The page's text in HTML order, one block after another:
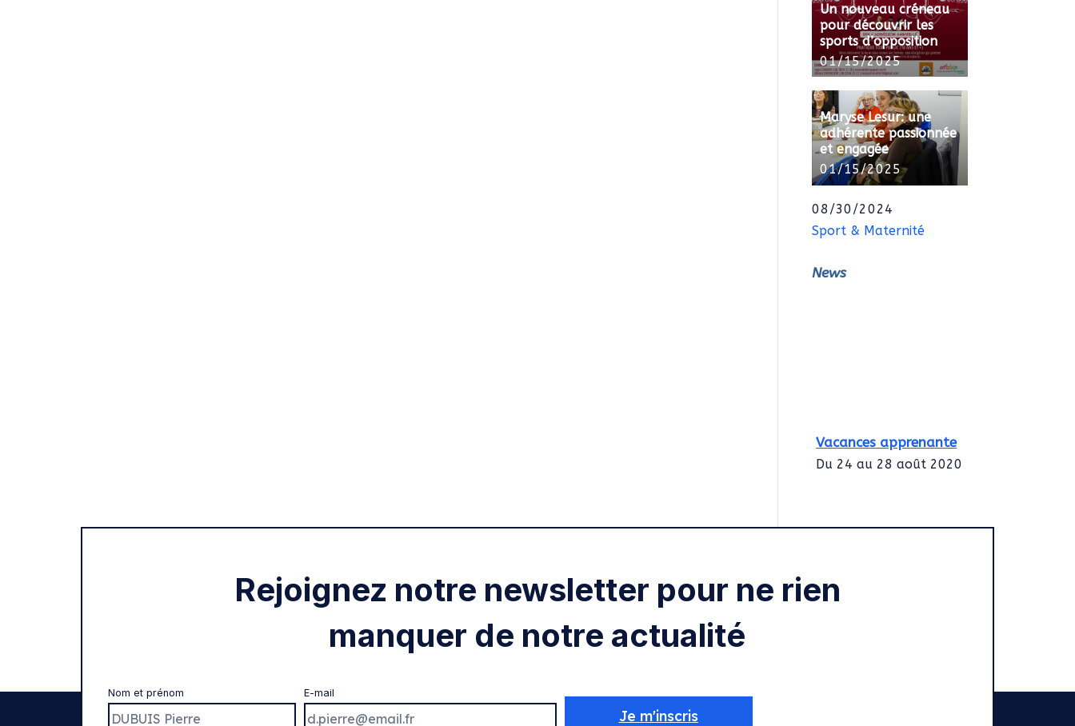
Un nouveau créneau
pour découvrir les
sports d’opposition
01/15/2025
Maryse Lesur: une
adhérente passionnée
et engagée
01/15/2025
08/30/2024
Sport & Maternité
News
Vacances apprenante
Du 24 au 28 août 2020
services civiques
Rejoignez notre newsletter pour ne rien
manquer de notre actualité
Nom et prénom E-mail
Je m'inscris